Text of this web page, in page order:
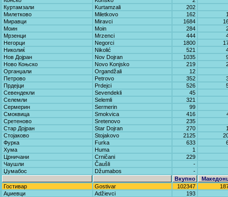
Куртамзали
Kurtamzali
202
Милетково
Miletkovo 162
Миравци
Miravci 1684
Моин
Moin 284
Мрзенци
Mrzenci 444
Негорци
Negorci 1800
Николиќ
Nikolić 521
Нов Дојран
Nov Dojran 1035
Ново Коњско
Novo Konjsko 219
Органџали
Organdžali
12
Петрово
Petrovo 352
Прдејци
Prdejci 526
Севендекли
Sevendekli
45
Селемли
Selemli
321
Сермерин
Sermerin
99
Смоквица
Smokvica 416
Сретеново
Sretenovo
235
Стар Дојран
Star Dojran 270
Стојаково
Stojakovo 2125
Фурка
Furka 633
Хума
Huma
1
Црничани
Crničani
229
Чаушли
Čaušli
-
Џумабос
Džumabos
-
Вкупно
Гостивар
Gostivar 102347
Аџиевци
Adžievci
193